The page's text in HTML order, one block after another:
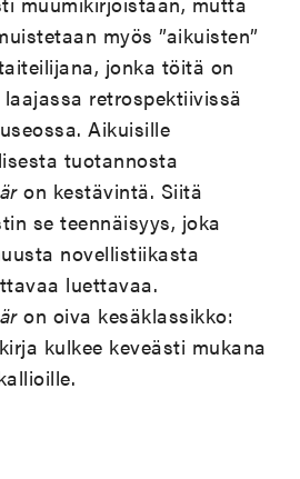
myös ”aikuisten”
jonka töitä on
retrospektiivissä
Aikuisille
tuotannosta
on kestävintä. Siitä
se teennäisyys, joka
novellistiikasta
luettavaa.
on oiva kesäklassikko:
kulkee keveästi mukana